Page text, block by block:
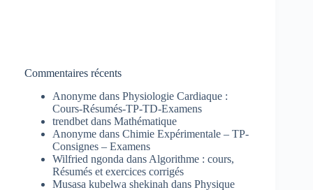
Commentaires récents
Anonyme dans Physiologie Cardiaque :
Cours-Résumés-TP-TD-Examens
trendbet dans Mathématique
Anonyme dans Chimie Expérimentale – TP-
Consignes – Examens
Wilfried ngonda dans Algorithme : cours,
Résumés et exercices corrigés
Musasa kubelwa shekinah dans Physique